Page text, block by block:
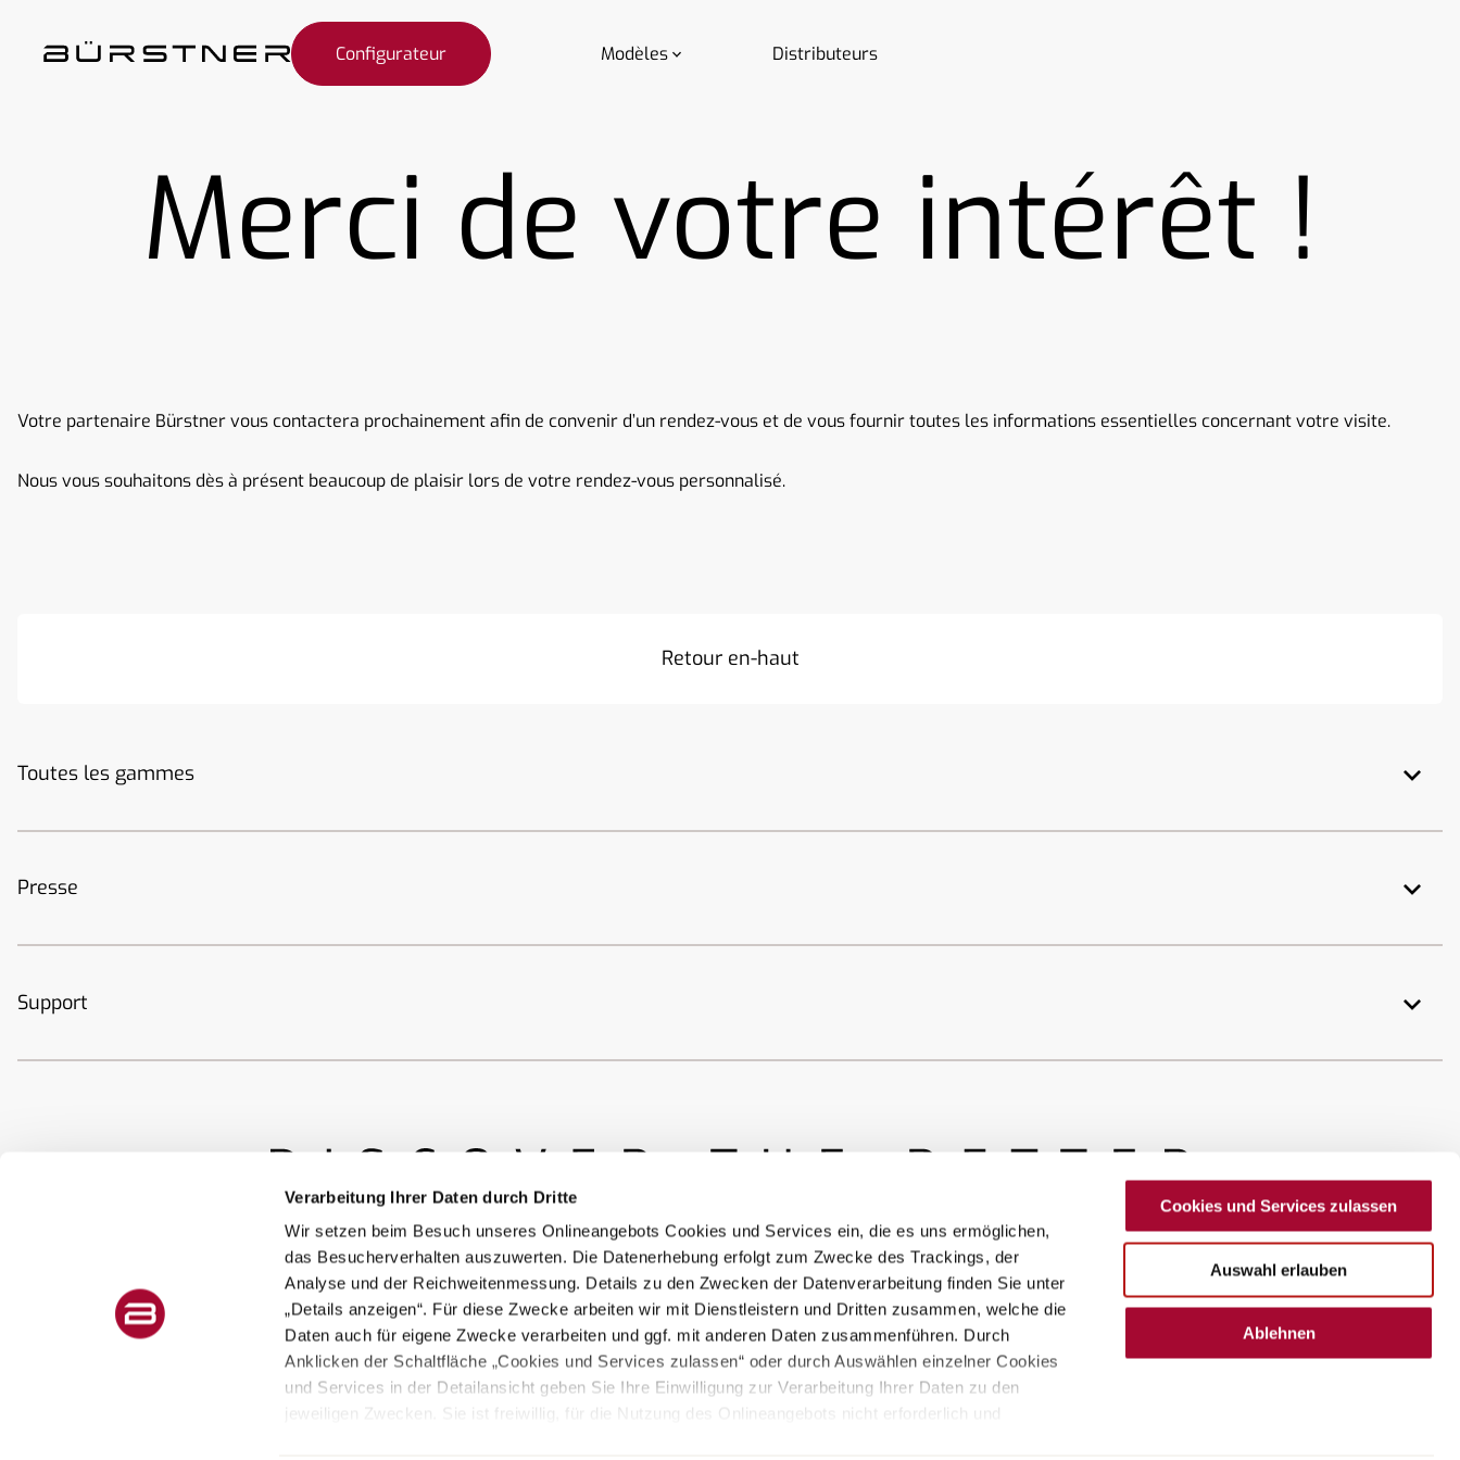
Verarbeitung Ihrer Daten durch Dritte
Wir setzen beim Besuch unseres Onlineangebots Cookies und Services ein, die es uns ermöglichen,
das Besucherverhalten auszuwerten. Die Datenerhebung erfolgt zum Zwecke des Trackings, der
Analyse und der Reichweitenmessung. Details zu den Zwecken der Datenverarbeitung finden Sie unter
„Details anzeigen“. Für diese Zwecke arbeiten wir mit Dienstleistern und Dritten zusammen, welche die
Daten auch für eigene Zwecke verarbeiten und ggf. mit anderen Daten zusammenführen. Durch
Anklicken der Schaltfläche „Cookies und Services zulassen“ oder durch Auswählen einzelner Cookies
und Services in der Detailansicht geben Sie Ihre Einwilligung zur Verarbeitung Ihrer Daten zu den
jeweiligen Zwecken. Sie ist freiwillig, für die Nutzung des Onlineangebots nicht erforderlich und
Cookies und Services zulassen
Auswahl erlauben
Ablehnen
Modèles Distributeurs
Configurateur
Merci de votre intérêt !
Votre partenaire Bürstner vous contactera prochainement afin de convenir d’un rendez-vous et de vous fournir toutes les informations essentielles concernant votre visite.
Nous vous souhaitons dès à présent beaucoup de plaisir lors de votre rendez-vous personnalisé.
Retour en-haut
Toutes les gammes
Presse
Support
© Copyright Bürstner GmbH & Co. KG